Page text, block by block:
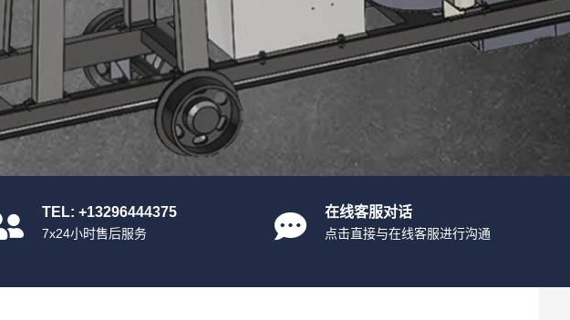
TEL: +13296444375
7x24小时售后服务
在线客服对话
点击直接与在线客服进行沟通